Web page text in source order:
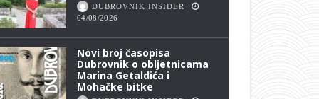
DUBROVNIK INSIDER
04/08/2026
Novi broj časopisa
Dubrovnik o obljetnicama
Marina Getaldića i
Mohačke bitke